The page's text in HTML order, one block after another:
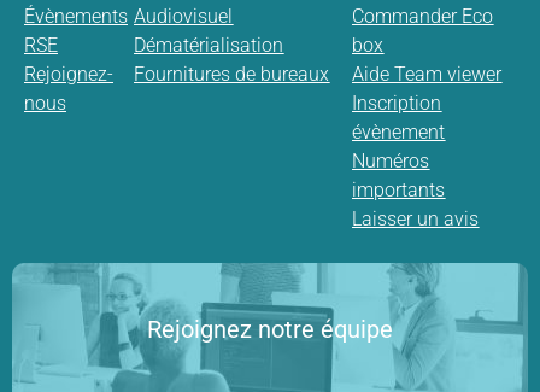
Évènements
RSE
Rejoignez-
nous
Audiovisuel
Dématérialisation
Fournitures de bureaux
Commander Eco
box
Aide Team viewer
Inscription
évènement
Numéros
importants
Laisser un avis
Rejoignez notre équipe